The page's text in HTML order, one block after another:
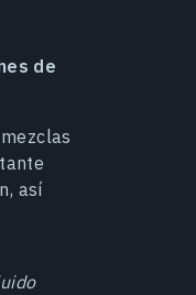
de
así